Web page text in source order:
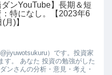
ダンYouTube】長期＆短
特になし。【2023年6
月)】
）です。投資家
す。 あなた 投資の勉強がした
ンさんの分析・意見・考え・